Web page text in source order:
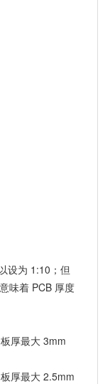
设为 1:10；但
味着 PCB 厚度
厚最大 3mm
厚最大 2.5mm